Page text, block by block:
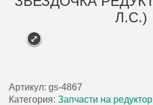
Л.С.)
Артикул: gs-4867
Категория: Запчасти на